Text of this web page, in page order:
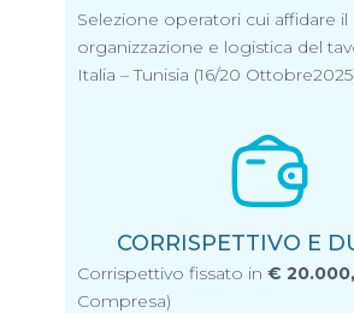
Selezione operatori cui affidare il
organizzazione e logistica del
Italia – Tunisia (16/20
CORRISPETTIVO E
Corrispettivo fissato in €
Compresa)